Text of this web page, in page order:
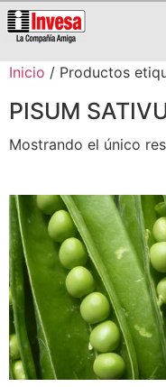
Inicio / Productos
PISUM
Mostrando el único